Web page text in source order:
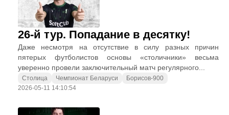
26-й тур. Попадание в десятку!
Даже несмотря на отсутствие в силу разных причин
пятерых футболистов основы «столичники» весьма
уверенно провели заключительный матч регулярного...
Столица Чемпионат Беларуси
Борисов-900
2026-05-11 14:10:54